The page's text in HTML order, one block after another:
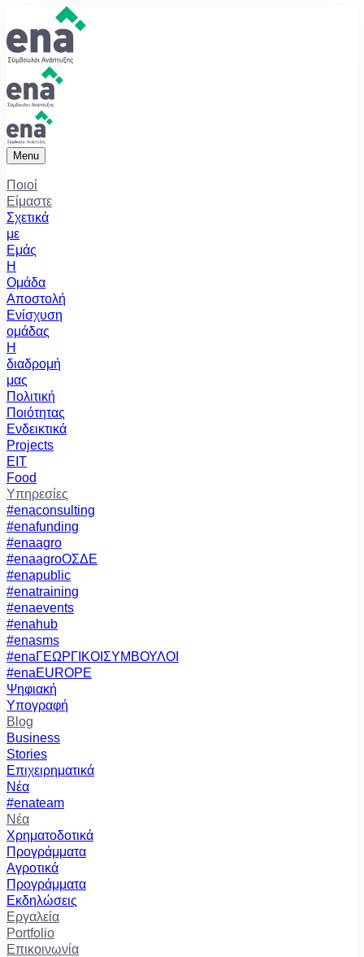
Menu
Ποιοί
Είμαστε
Σχετικά
με
Εμάς
Η
Ομάδα
Αποστολή
Ενίσχυση
ομάδας
Η
διαδρομή
μας
Πολιτική
Ποιότητας
Ενδεικτικά
Projects
EIT
Food
Υπηρεσίες
#enaconsulting
#enafunding
#enaagro
#enaagroΟΣΔΕ
#enapublic
#enatraining
#enaevents
#enahub
#enasms
#enaΓΕΩΡΓΙΚΟΙΣΥΜΒΟΥΛΟΙ
#enaEUROPE
Ψηφιακή
Υπογραφή
Blog
Business
Stories
Επιχειρηματικά
Νέα
#enateam
Νέα
Χρηματοδοτικά
Προγράμματα
Αγροτικά
Προγράμματα
Εκδηλώσεις
Εργαλεία
Portfolio
Επικοινωνία